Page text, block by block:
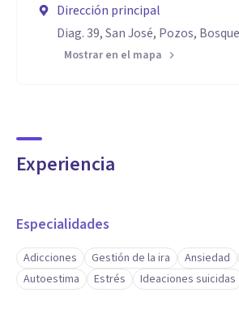
Dirección principal
Diag. 39, San José, Pozos,
Mostrar en el mapa
Experiencia
Especialidades
Adicciones Gestión de la ira Ansiedad
Autoestima
Estrés Ideaciones suicidas